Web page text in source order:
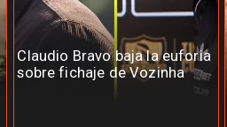
Claudio Bravo baja la euforia
sobre fichaje de Vozinha